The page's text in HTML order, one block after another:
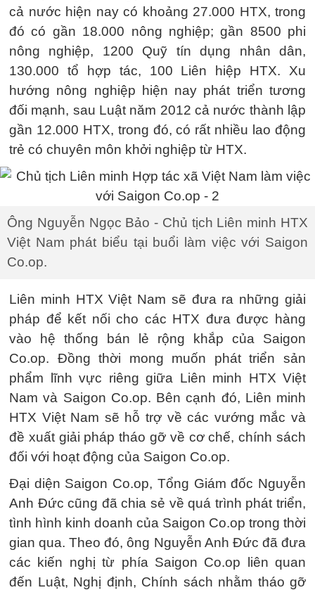
cả nước hiện nay có khoảng 27.000 HTX, trong
đó có gần 18.000 nông nghiệp; gần 8500 phi
nông nghiệp, 1200 Quỹ tín dụng nhân dân,
130.000 tổ hợp tác, 100 Liên hiệp HTX. Xu
hướng nông nghiệp hiện nay phát triển tương
đối mạnh, sau Luật năm 2012 cả nước thành lập
gần 12.000 HTX, trong đó, có rất nhiều lao động
trẻ có chuyên môn khởi nghiệp từ HTX.
Ông Nguyễn Ngọc Bảo - Chủ tịch Liên minh HTX
Việt Nam phát biểu tại buổi làm việc với Saigon
Co.op.
Liên minh HTX Việt Nam sẽ đưa ra những giải
pháp để kết nối cho các HTX đưa được hàng
vào hệ thống bán lẻ rộng khắp của Saigon
Co.op. Đồng thời mong muốn phát triển sản
phẩm lĩnh vực riêng giữa Liên minh HTX Việt
Nam và Saigon Co.op. Bên cạnh đó, Liên minh
HTX Việt Nam sẽ hỗ trợ về các vướng mắc và
đề xuất giải pháp tháo gỡ về cơ chế, chính sách
đối với hoạt động của Saigon Co.op.
Đại diện Saigon Co.op, Tổng Giám đốc Nguyễn
Anh Đức cũng đã chia sẻ về quá trình phát triển,
tình hình kinh doanh của Saigon Co.op trong thời
gian qua. Theo đó, ông Nguyễn Anh Đức đã đưa
các kiến nghị từ phía Saigon Co.op liên quan
đến Luật, Nghị định, Chính sách nhằm tháo gỡ